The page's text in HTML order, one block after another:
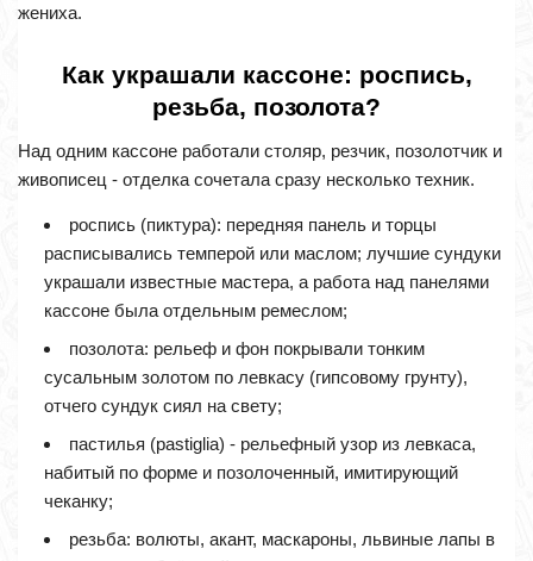
жениха.
Как украшали кассоне: роспись,
резьба, позолота?
Над одним кассоне работали столяр, резчик, позолотчик и
живописец - отделка сочетала сразу несколько техник.
роспись (пиктура): передняя панель и торцы
расписывались темперой или маслом; лучшие сундуки
украшали известные мастера, а работа над панелями
кассоне была отдельным ремеслом;
позолота: рельеф и фон покрывали тонким
сусальным золотом по левкасу (гипсовому грунту),
отчего сундук сиял на свету;
пастилья (pastiglia) - рельефный узор из левкаса,
набитый по форме и позолоченный, имитирующий
чеканку;
резьба: волюты, акант, маскароны, львиные лапы в